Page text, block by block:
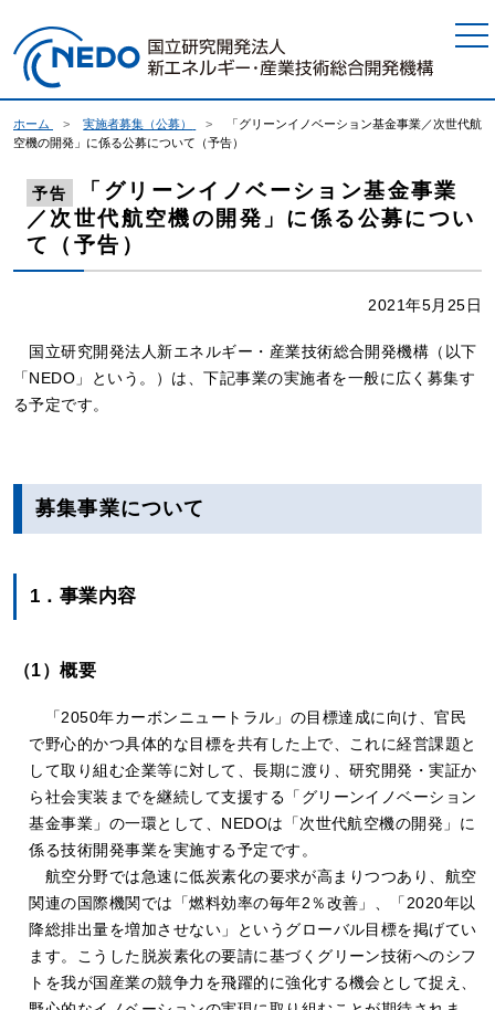
ホーム 実施者募集（公募）
「グリーンイノベーション基金事業／次世代航
空機の開発」に係る公募について（予告）
予告
「グリーンイノベーション基金事業
／次世代航空機の開発」に係る公募につい
て（予告）
2021年5月25日
国立研究開発法人新エネルギー・産業技術総合開発機構（以下
「NEDO」という。）は、下記事業の実施者を一般に広く募集す
る予定です。
募集事業について
1．事業内容
（1）概要
「2050年カーボンニュートラル」の目標達成に向け、官民
で野心的かつ具体的な目標を共有した上で、これに経営課題と
して取り組む企業等に対して、長期に渡り、研究開発・実証か
ら社会実装までを継続して支援する「グリーンイノベーション
基金事業」の一環として、NEDOは「次世代航空機の開発」に
係る技術開発事業を実施する予定です。
航空分野では急速に低炭素化の要求が高まりつつあり、航空
関連の国際機関では「燃料効率の毎年2％改善」、「2020年以
降総排出量を増加させない」というグローバル目標を掲げてい
ます。こうした脱炭素化の要請に基づくグリーン技術へのシフ
トを我が国産業の競争力を飛躍的に強化する機会として捉え、